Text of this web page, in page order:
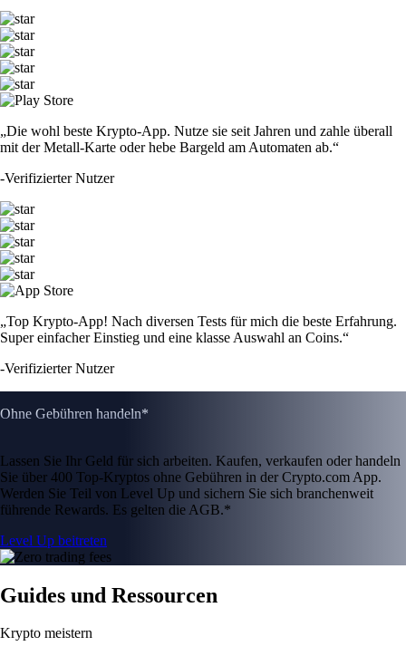
„Die wohl beste Krypto-App. Nutze sie seit Jahren und zahle überall
mit der Metall-Karte oder hebe Bargeld am Automaten ab.“
-Verifizierter Nutzer
„Top Krypto-App! Nach diversen Tests für mich die beste Erfahrung.
Super einfacher Einstieg und eine klasse Auswahl an Coins.“
-Verifizierter Nutzer
Ohne Gebühren handeln*
Lassen Sie Ihr Geld für sich arbeiten. Kaufen, verkaufen oder handeln
Sie über 400 Top-Kryptos ohne Gebühren in der Crypto.com App.
Werden Sie Teil von Level Up und sichern Sie sich branchenweit
führende Rewards. Es gelten die AGB.*
Level Up beitreten
Guides und Ressourcen
Krypto meistern